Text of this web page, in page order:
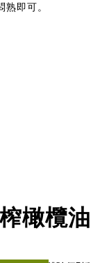
即可。
橄欖油